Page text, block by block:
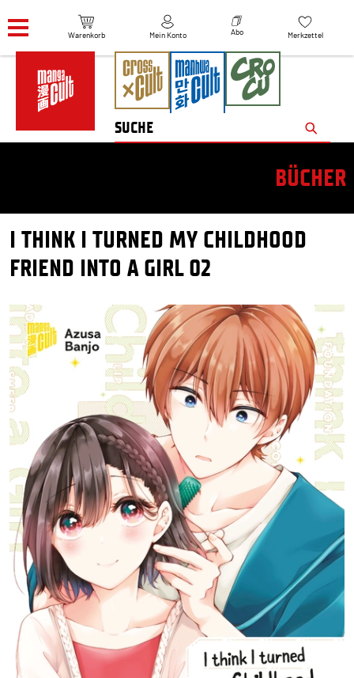
Warenkorb Mein Konto Abo Merkzettel
BÜCHER
I THINK I TURNED MY CHILDHOOD
FRIEND INTO A GIRL 02